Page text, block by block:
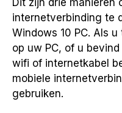
Dit zijn drie manieren
internetverbinding te
Windows 10 PC. Als
op uw PC, of u
wifi of internetkabel
mobiele
gebruiken.